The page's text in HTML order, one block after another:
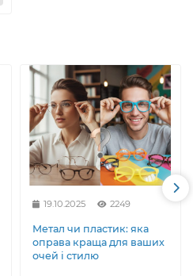
19.10.2025 2249
Метал чи пластик: яка
оправа краща для ваших
очей і стилю